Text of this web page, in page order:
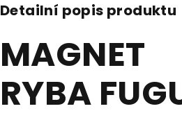
Detailní popis produktu
RYBA